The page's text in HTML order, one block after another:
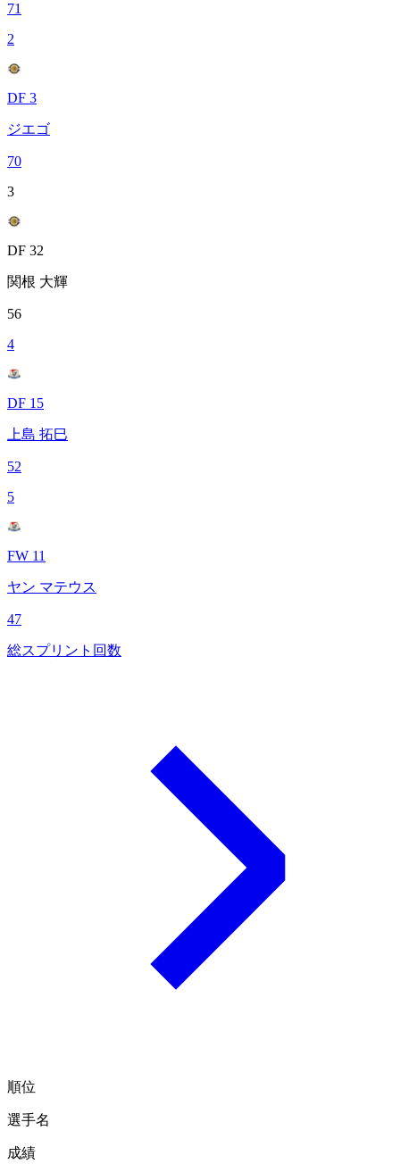
71
2
DF 3
ジエゴ
70
3
DF 32
関根 大輝
56
4
DF 15
上島 拓巳
52
5
FW 11
ヤン マテウス
47
総スプリント回数
順位
選手名
成績